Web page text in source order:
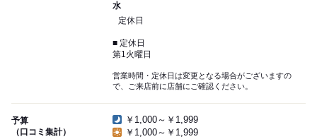
水
定休日
■ 定休日
第1火曜日
営業時間・定休日は変更となる場合がございますの
で、ご来店前に店舗にご確認ください。
予算
（口コミ集計）
￥1,000～￥1,999
￥1,000～￥1,999